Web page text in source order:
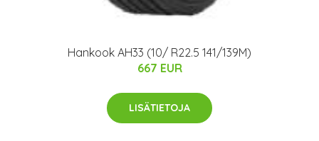
Hankook AH33 (10/ R22.5 141/139M)
667 EUR
LISÄTIETOJA